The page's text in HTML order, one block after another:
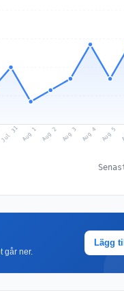
Jul 31 Aug 1 Aug 2 Aug 3 Aug 4 Aug 5
går ner.
Lägg